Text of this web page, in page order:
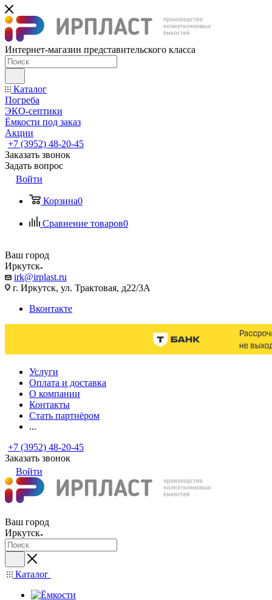
Интернет-магазин представительского класса
Каталог
Погреба
ЭКО-септики
Ёмкости под заказ
Акции
+7 (3952) 48-20-45
Заказать звонок
Задать вопрос
Войти
Корзина0
Сравнение товаров0
Ваш город
Иркутск
irk@irplast.ru
г. Иркутск, ул. Трактовая, д22/3А
Вконтакте
Услуги
Оплата и доставка
О компании
Контакты
Стать партнёром
...
+7 (3952) 48-20-45
Заказать звонок
Войти
Ваш город
Иркутск
Каталог